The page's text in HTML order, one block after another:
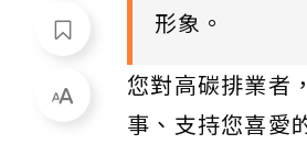
形象。
您對高碳排業者
事、支持您喜愛